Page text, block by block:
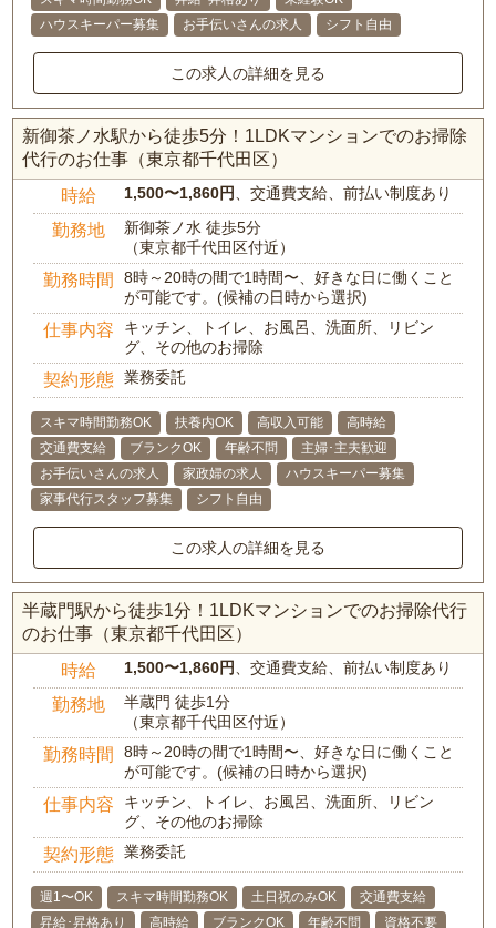
ハウスキーパー募集
お手伝いさんの求人 シフト自由
この求人の詳細を見る
新御茶ノ水駅から徒歩5分！1LDKマンションでのお掃除
代行のお仕事（東京都千代田区）
時給 1,500〜1,860円 、交通費支給、前払い制度あり
勤務地
新御茶ノ水 徒歩5分
（東京都千代田区付近）
勤務時間
8時～20時の間で1時間〜、好きな日に働くこと
が可能です。(候補の日時から選択)
仕事内容
キッチン、トイレ、お風呂、洗面所、リビン
グ、その他のお掃除
契約形態 業務委託
スキマ時間勤務OK 扶養内OK 高収入可能
高時給
交通費支給
ブランクOK 年齢不問
主婦･主夫歓迎
お手伝いさんの求人
家政婦の求人
ハウスキーパー募集
家事代行スタッフ募集
シフト自由
この求人の詳細を見る
半蔵門駅から徒歩1分！1LDKマンションでのお掃除代行
のお仕事（東京都千代田区）
時給 1,500〜1,860円 、交通費支給、前払い制度あり
勤務地
半蔵門 徒歩1分
（東京都千代田区付近）
勤務時間
8時～20時の間で1時間〜、好きな日に働くこと
が可能です。(候補の日時から選択)
仕事内容
キッチン、トイレ、お風呂、洗面所、リビン
グ、その他のお掃除
契約形態 業務委託
週1〜OK スキマ時間勤務OK 土日祝のみOK
交通費支給
昇給･昇格あり
高時給 ブランクOK 年齢不問
資格不要